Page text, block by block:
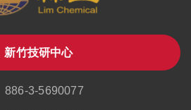
新竹技研中心
886-3-5690077